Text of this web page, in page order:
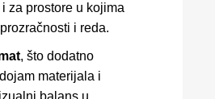
za prostore u kojima
i reda.
, što dodatno
materijala i
balans u